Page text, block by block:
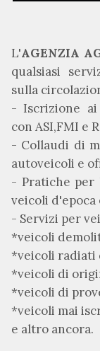
L'AGENZIA
qualsiasi
sulla
- Iscrizione ai
con ASI,FMI e
- Collaudi di
autoveicoli e
- Pratiche per
veicoli d'epoca
- Servizi per
*veicoli
*veicoli radiati
*veicoli di
*veicoli di
*veicoli mai
e altro ancora.